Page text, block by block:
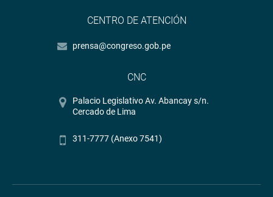
CENTRO DE ATENCIÓN
prensa@congreso.gob.pe
CNC
Palacio Legislativo Av. Abancay s/n.
Cercado de Lima
311-7777 (Anexo 7541)